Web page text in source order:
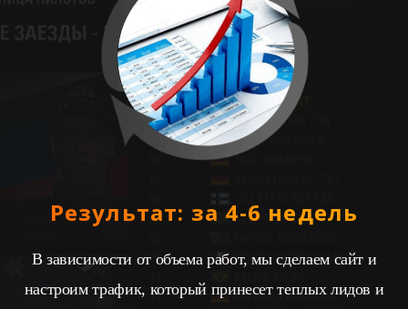
Результат: за 4-6 недель
В зависимости от объема работ, мы сделаем сайт и
настроим трафик, который принесет теплых лидов и